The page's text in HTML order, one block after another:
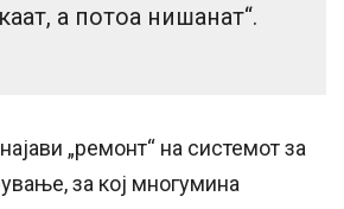
а потоа нишанат“.
„ремонт“ на системот за
за кој многумина